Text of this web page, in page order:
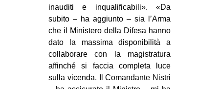
inauditi e inqualificabili». «Da
subito – ha aggiunto – sia l’Arma
che il Ministero della Difesa hanno
dato la massima disponibilità a
collaborare con la magistratura
affinché si faccia completa luce
sulla vicenda. Il Comandante Nistri